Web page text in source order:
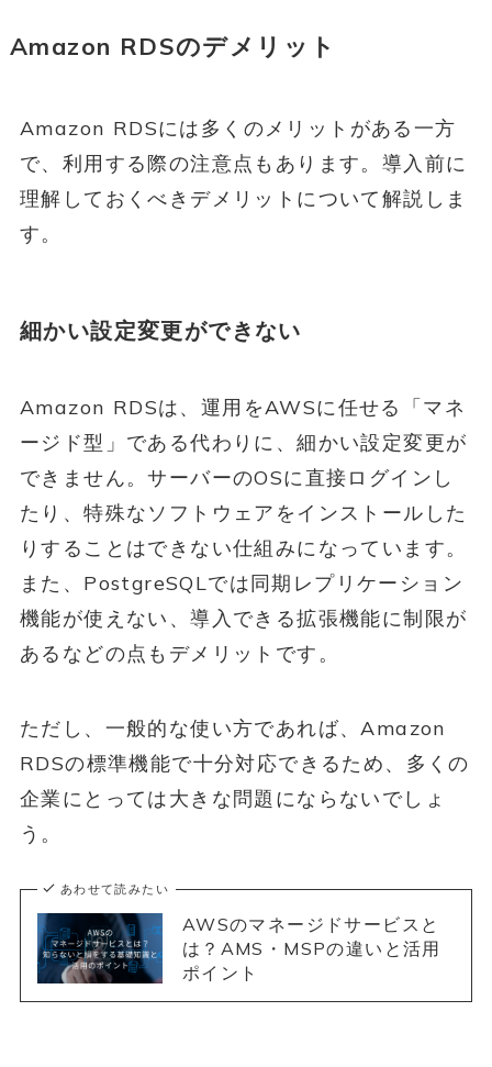
Amazon RDSのデメリット
Amazon RDSには多くのメリットがある一方
で、利用する際の注意点もあります。導入前に
理解しておくべきデメリットについて解説しま
す。
細かい設定変更ができない
Amazon RDSは、運用をAWSに任せる「マネ
ージド型」である代わりに、細かい設定変更が
できません。サーバーのOSに直接ログインし
たり、特殊なソフトウェアをインストールした
りすることはできない仕組みになっています。
また、PostgreSQLでは同期レプリケーション
機能が使えない、導入できる拡張機能に制限が
あるなどの点もデメリットです。
ただし、一般的な使い方であれば、Amazon
RDSの標準機能で十分対応できるため、多くの
企業にとっては大きな問題にならないでしょ
う。
あわせて読みたい
AWSのマネージドサービスと
は？AMS・MSPの違いと活用
ポイント